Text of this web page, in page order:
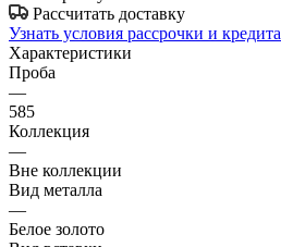
Рассчитать доставку
Узнать условия рассрочки и кредита
Характеристики
Проба
—
585
Коллекция
—
Вне коллекции
Вид металла
—
Белое золото